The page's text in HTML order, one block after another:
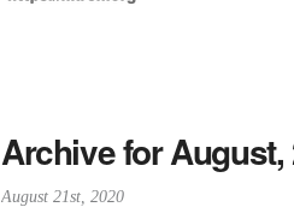
Archive for August,
August 21st, 2020